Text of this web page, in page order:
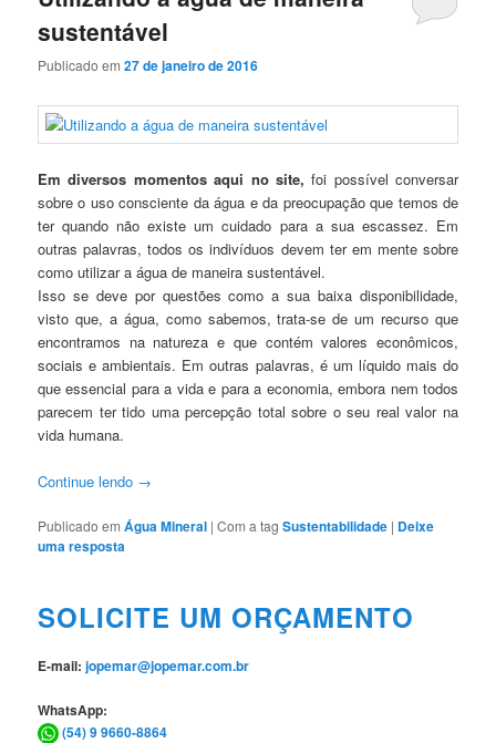
sustentável
Publicado em27 de janeiro de 2016
Em diversos momentos aqui no site, foi possível conversar
sobre o uso consciente da água e da preocupação que temos de
ter quando não existe um cuidado para a sua escassez. Em
outras palavras, todos os indivíduos devem ter em mente sobre
como utilizar a água de maneira sustentável.
Isso se deve por questões como a sua baixa disponibilidade,
visto que, a água, como sabemos, trata-se de um recurso que
encontramos na natureza e que contém valores econômicos,
sociais e ambientais. Em outras palavras, é um líquido mais do
que essencial para a vida e para a economia, embora nem todos
parecem ter tido uma percepção total sobre o seu real valor na
vida humana.
Continue lendo →
Publicado em Água Mineral |Com a tagSustentabilidade | Deixe
uma resposta
SOLICITE UM ORÇAMENTO
E-mail:jopemar@jopemar.com.br
WhatsApp:
(54) 9 9660-8864